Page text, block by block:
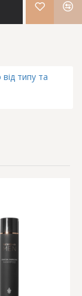
типу та